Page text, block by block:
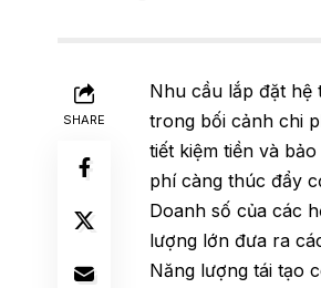
SHARE
Nhu cầu lắp đặt hệ
trong bối cảnh chi
tiết kiệm tiền và
phí càng thúc đẩy
Doanh số của các
lượng lớn đưa ra
Năng lượng tái tạo